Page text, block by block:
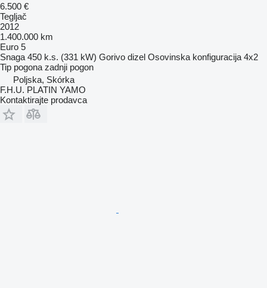
6.500 €
Tegljač
2012
1.400.000 km
Euro 5
Snaga 450 k.s. (331 kW) Gorivo dizel Osovinska konfiguracija 4x2
Tip pogona zadnji pogon
Poljska, Skórka
F.H.U. PLATIN YAMO
Kontaktirajte prodavca